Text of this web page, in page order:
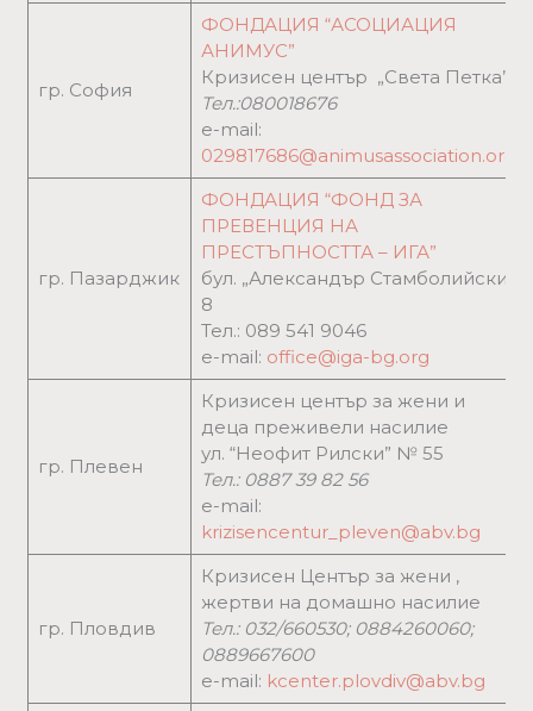
гр. София
ФОНДАЦИЯ “АСОЦИАЦИЯ
АНИМУС”
Кризисен център „Света Петка”
Тел.:080018676
e-mail:
029817686@animusassociation.org
гр. Пазарджик
ФОНДАЦИЯ “ФОНД ЗА
ПРЕВЕНЦИЯ НА
ПРЕСТЪПНОСТТА – ИГА”
бул. „Александър Стамболийски“
8
Тел.: 089 541 9046
e-mail: office@iga-bg.org
гр. Плевен
Кризисен център за жени и
деца преживели насилие
ул. “Неофит Рилски” № 55
Тел.: 0887 39 82 56
e-mail:
krizisencentur_pleven@abv.bg
гр. Пловдив
Кризисен Център за жени ,
жертви на домашно насилие
Тел.: 032/660530; 0884260060;
0889667600
e-mail: kcenter.plovdiv@abv.bg